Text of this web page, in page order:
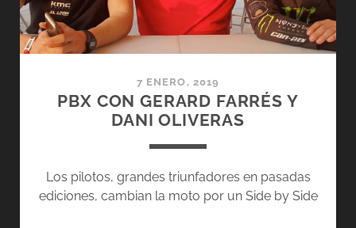
7 ENERO, 2019
PBX CON GERARD FARRÉS Y
DANI OLIVERAS
Los pilotos, grandes triunfadores en pasadas
ediciones, cambian la moto por un Side by Side